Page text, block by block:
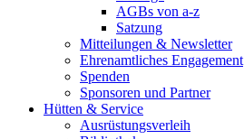
AGBs von a-z
Satzung
Mitteilungen & Newsletter
Ehrenamtliches Engagement
Spenden
Sponsoren und Partner
Hütten & Service
Ausrüstungsverleih